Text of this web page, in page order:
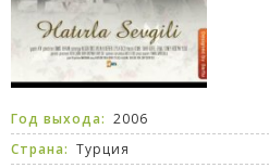
Год выхода: 2006
Страна: Турция